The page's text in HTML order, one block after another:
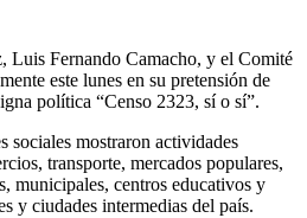
Luis Fernando Camacho, y el Comité
este lunes en su pretensión de
política “Censo 2323, sí o sí”.
sociales mostraron actividades
transporte, mercados populares,
municipales, centros educativos y
y ciudades intermedias del país.